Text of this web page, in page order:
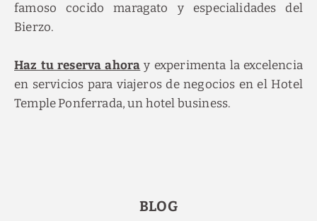
famoso cocido maragato y especialidades del
Bierzo.
Haz tu reserva ahora y experimenta la excelencia
en servicios para viajeros de negocios en el Hotel
Temple Ponferrada, un hotel business.
BLOG